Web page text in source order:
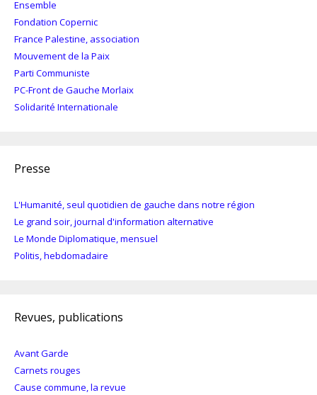
Ensemble
Fondation Copernic
France Palestine, association
Mouvement de la Paix
Parti Communiste
PC-Front de Gauche Morlaix
Solidarité Internationale
Presse
L'Humanité, seul quotidien de gauche dans notre région
Le grand soir, journal d'information alternative
Le Monde Diplomatique, mensuel
Politis, hebdomadaire
Revues, publications
Avant Garde
Carnets rouges
Cause commune, la revue